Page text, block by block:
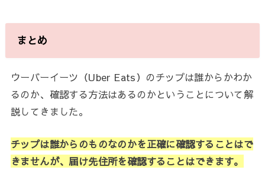
まとめ
ウーバーイーツ（Uber Eats）のチップは誰からかわか
るのか、確認する方法はあるのかということについて解
説してきました。
チップは誰からのものなのかを正確に確認することはで
きませんが、届け先住所を確認することはできます。